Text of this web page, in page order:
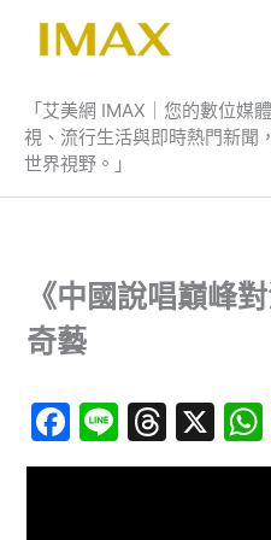
「艾美網 IMAX｜您的數位媒
視、流行生活與即時熱門新聞
世界視野。」
《中國說唱巔峰
奇藝
F
a
Li
n
T
hr
X